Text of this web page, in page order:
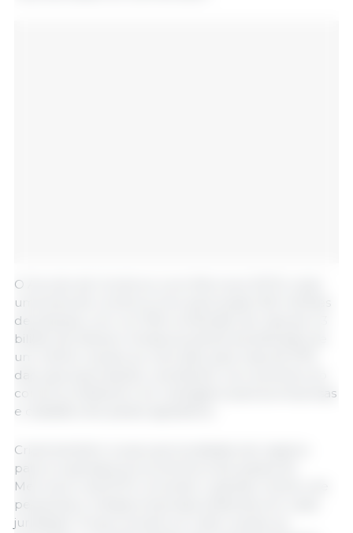
O Acordo de Comércio Livre Mercosul-EFTA criará
uma área de comércio livre para quase 300 milhões
de pessoas, com um PIB combinado de mais de 4,3
biliões de dólares. Ambas as partes beneficiarão de
um melhor acesso ao mercado para mais de 97%
das suas exportações, resultando num aumento do
comércio bilateral e em vantagens para as empresas
e cidadãos dos países signatários.
Criará também novas oportunidades de negócio
para os operadores económicos dos países do
Mercosul e da EFTA, incluindo o grande número de
pequenas e médias empresas existentes em cada
jurisdição. Proporcionará um maior acesso ao